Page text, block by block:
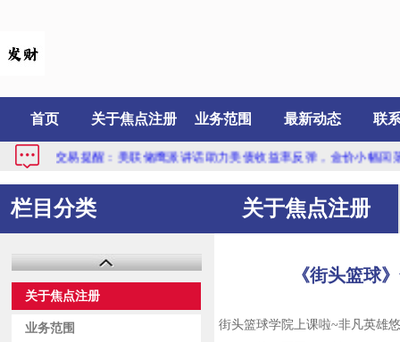
首页 关于焦点注册 业务范围 最新动态 联
金交易提醒：美联储鹰派讲话助力美债收益率反弹，金价小幅回落，关
栏目分类
关于焦点注册
业务范围
关于焦点注册
《街头篮球
街头篮球学院上课啦~非凡英雄